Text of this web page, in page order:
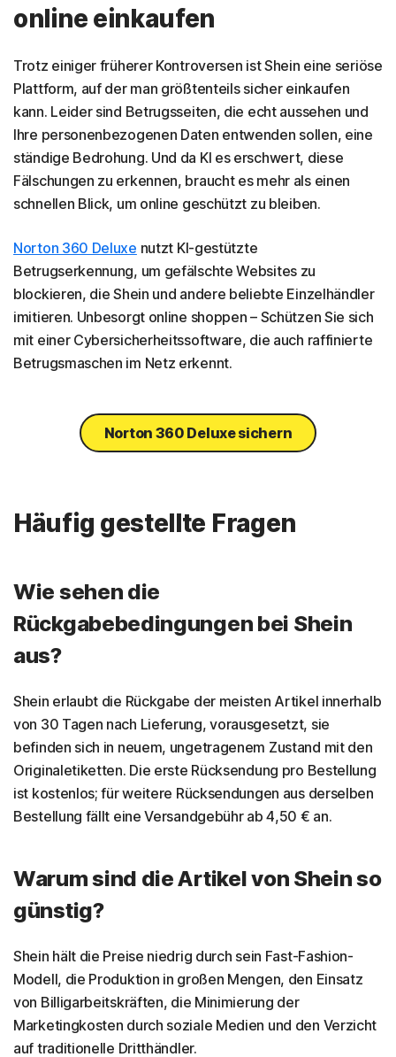
online einkaufen
Trotz einiger früherer Kontroversen ist Shein eine seriöse
Plattform, auf der man größtenteils sicher einkaufen
kann. Leider sind Betrugsseiten, die echt aussehen und
Ihre personenbezogenen Daten entwenden sollen, eine
ständige Bedrohung. Und da KI es erschwert, diese
Fälschungen zu erkennen, braucht es mehr als einen
schnellen Blick, um online geschützt zu bleiben.
Norton 360 Deluxe nutzt KI-gestützte
Betrugserkennung, um gefälschte Websites zu
blockieren, die Shein und andere beliebte Einzelhändler
imitieren. Unbesorgt online shoppen – Schützen Sie sich
mit einer Cybersicherheitssoftware, die auch raffinierte
Betrugsmaschen im Netz erkennt.
Norton 360 Deluxe sichern
Häufig gestellte Fragen
Wie sehen die
Rückgabebedingungen bei Shein
aus?
Shein erlaubt die Rückgabe der meisten Artikel innerhalb
von 30 Tagen nach Lieferung, vorausgesetzt, sie
befinden sich in neuem, ungetragenem Zustand mit den
Originaletiketten. Die erste Rücksendung pro Bestellung
ist kostenlos; für weitere Rücksendungen aus derselben
Bestellung fällt eine Versandgebühr ab 4,50 € an.
Warum sind die Artikel von Shein so
günstig?
Shein hält die Preise niedrig durch sein Fast-Fashion-
Modell, die Produktion in großen Mengen, den Einsatz
von Billigarbeitskräften, die Minimierung der
Marketingkosten durch soziale Medien und den Verzicht
auf traditionelle Dritthändler.